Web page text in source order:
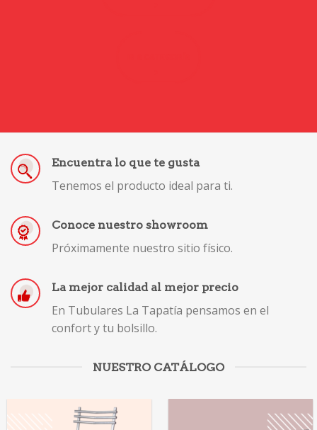
Encuentra lo que te gusta
Tenemos el producto ideal para ti.
Conoce nuestro showroom
Próximamente nuestro sitio físico.
La mejor calidad al mejor precio
En Tubulares La Tapatía pensamos en el
confort y tu bolsillo.
NUESTRO CATÁLOGO